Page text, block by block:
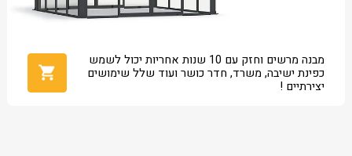
מבנה מרשים וחזק עם 10 שנות אחריות יכול לשמש
כפינת ישיבה, משרד, חדר כושר ועוד שלל שימושים
יצירתיים !